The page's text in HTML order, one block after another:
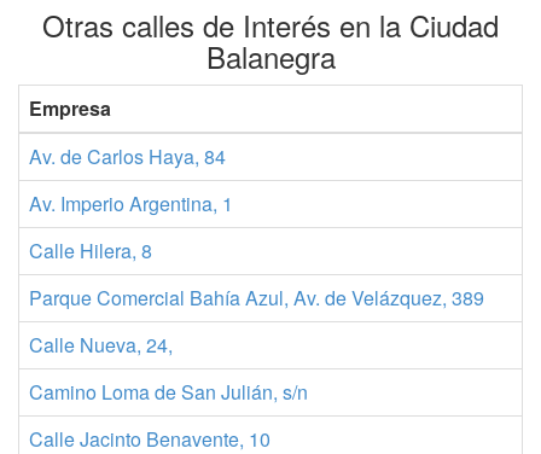
Otras calles de Interés en la Ciudad
Balanegra
Empresa
Av. de Carlos Haya, 84
Av. Imperio Argentina, 1
Calle Hilera, 8
Parque Comercial Bahía Azul, Av. de Velázquez, 389
Calle Nueva, 24,
Camino Loma de San Julián, s/n
Calle Jacinto Benavente, 10